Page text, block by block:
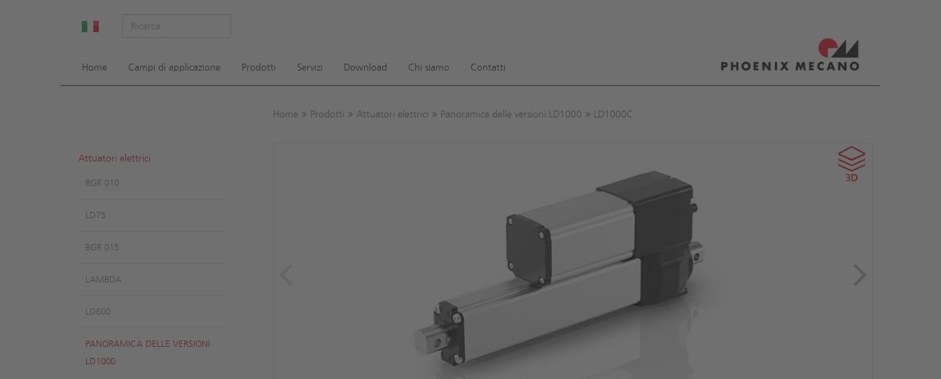
Home Campi di applicazione Prodotti Servizi Download Chi siamo Contatti
Home Prodotti Attuatori elettrici Panoramica delle versioni LD1000 LD1000C
Attuatori elettrici
BGR 010
LD75
BGR 015
LAMBDA
LD600
PANORAMICA DELLE VERSIONI
LD1000